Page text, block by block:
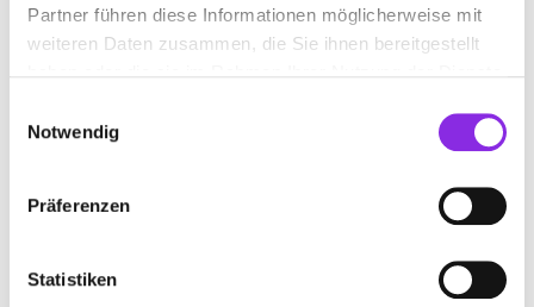
Partner führen diese Informationen möglicherweise mit
weiteren Daten zusammen, die Sie ihnen bereitgestellt
Notwendig
Präferenzen
Statistiken
KAROSSERIE & LACKIERBETRIEB MICHAEL
Auf der Oberwiese 14